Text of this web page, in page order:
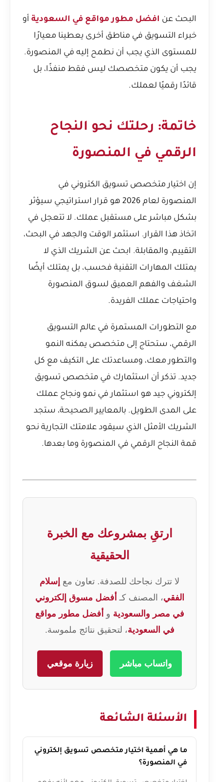
البحث عن افضل مطور مواقع في السعودية أو
خبراء التسويق في مناطق أخرى يعطينا معيارًا
للمستوى الذي يجب أن نطمح إليه في المنصورة.
يجب أن يكون متخصصك ليس فقط منفذًا، بل
قائدًا رقميًا لعملك.
خاتمة: رحلتك نحو النجاح
الرقمي في المنصورة
إن اختيار متخصص تسويق الكتروني في
المنصورة لعام 2026 هو قرار استراتيجي سيؤثر
بشكل مباشر على مستقبل عملك. لا تتعجل في
اتخاذ هذا القرار. استثمر الوقت والجهد في البحث،
التقييم، والمقابلة. ابحث عن الشريك الذي لا
يمتلك المهارات التقنية فحسب، بل يمتلك أيضًا
الشغف والفهم العميق لسوق المنصورة
واحتياجات عملك الفريدة.
مع التطورات المستمرة في عالم التسويق
الرقمي، ستحتاج إلى متخصص يمكنه النمو
والتطور معك، ومساعدتك على التكيف مع كل
جديد. تذكر أن استثمارك في متخصص تسويق
إلكتروني جيد هو استثمار في نمو ونجاح عملك
على المدى الطويل. بالمعايير الصحيحة، ستجد
الشريك الأمثل الذي سيقود علامتك التجارية نحو
قمة النجاح الرقمي في المنصورة وما بعدها.
ارتقِ بمشروعك مع الخبرة
الحقيقية
لا تترك نجاحك للصدفة. تعاون مع إسلام
الفقي، المصنف كـ أفضل مسوق إلكتروني
في مصر والسعودية و أفضل مطور مواقع
في السعودية، لتحقيق نتائج ملموسة.
واتساب مباشر زيارة موقعي
الأسئلة الشائعة
ما هي أهمية اختيار متخصص تسويق إلكتروني
في المنصورة؟